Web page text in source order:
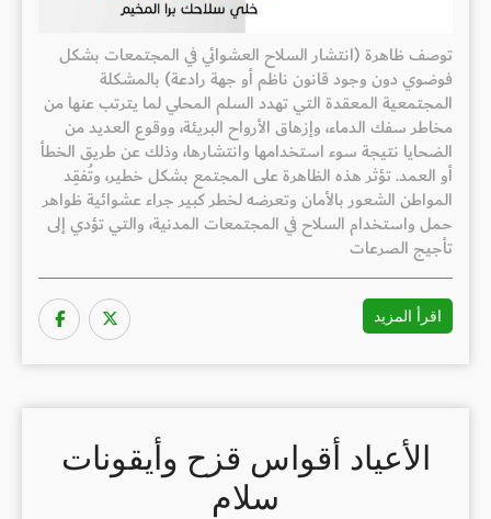
توصف ظاهرة (انتشار السلاح العشوائي في المجتمعات بشكل
فوضوي دون وجود قانون ناظم أو جهة رادعة) بالمشكلة
المجتمعية المعقدة التي تهدد السلم المحلي لما يترتب عنها من
مخاطر سفك الدماء، وإزهاق الأرواح البريئة، ووقوع العديد من
الضحايا نتيجة سوء استخدامها وانتشارها، وذلك عن طريق الخطأ
أو العمد. تؤثر هذه الظاهرة على المجتمع بشكل خطير، وتُفقِد
المواطن الشعور بالأمان وتعرضه لخطر كبير جراء عشوائية ظواهر
حمل واستخدام السلاح في المجتمعات المدنية، والتي تؤدي إلى
تأجيج الصرعات
اقرأ المزيد
الأعياد أقواس قزح وأيقونات
سلام